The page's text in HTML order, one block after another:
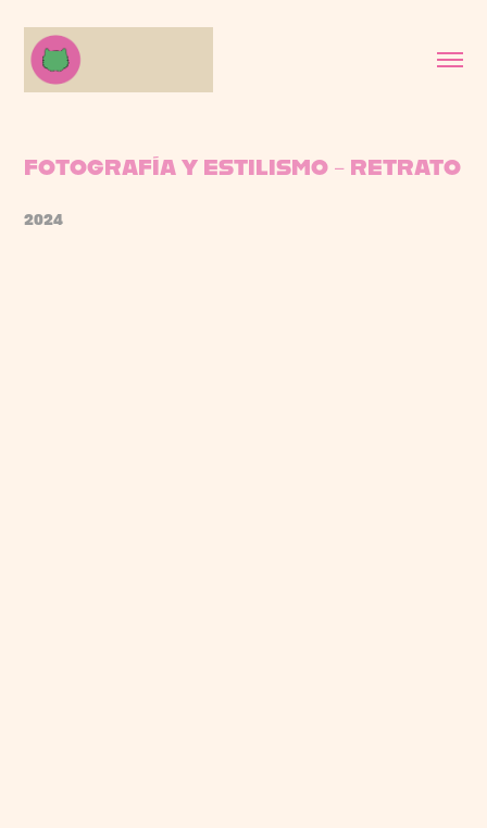
FOTOGRAFÍA Y ESTILISMO - RETRATO
2024